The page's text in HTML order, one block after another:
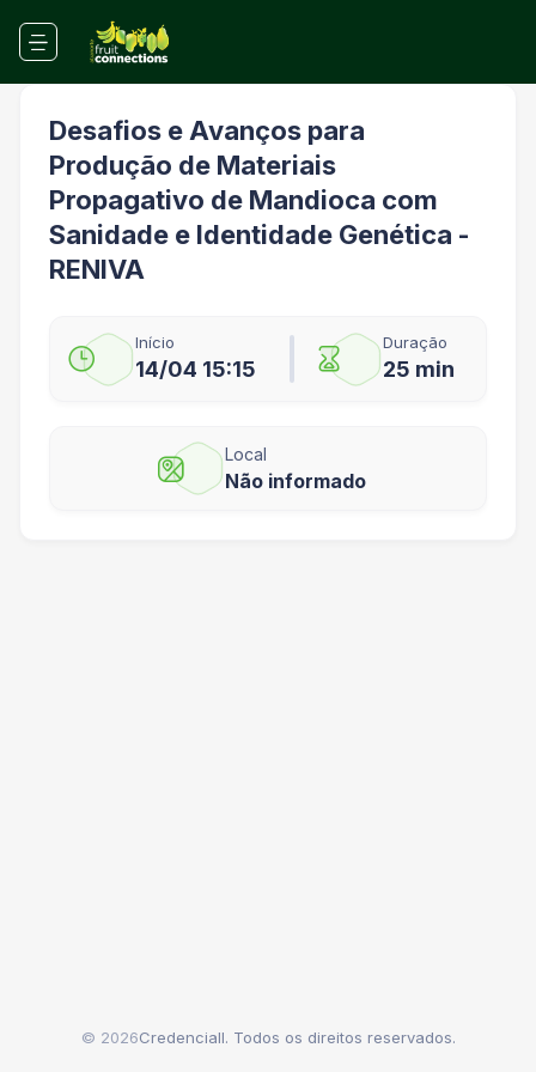
Desafios e Avanços para
Produção de Materiais
Propagativo de Mandioca com
Sanidade e Identidade Genética -
RENIVA
Início
14/04 15:15
Duração
25 min
Local
Não informado
© 2026Credenciall. Todos os direitos reservados.